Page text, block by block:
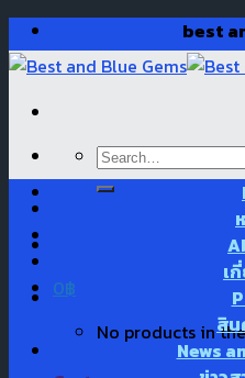
Skip
to
content
best
Search
for:
0฿
No products in
เ
สิน
News